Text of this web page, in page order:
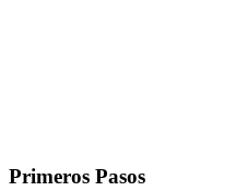
Primeros Pasos